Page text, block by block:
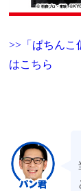
>>「ぱちんこ
はこちら